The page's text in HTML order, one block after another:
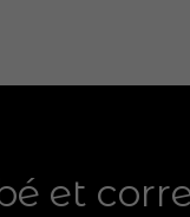
et